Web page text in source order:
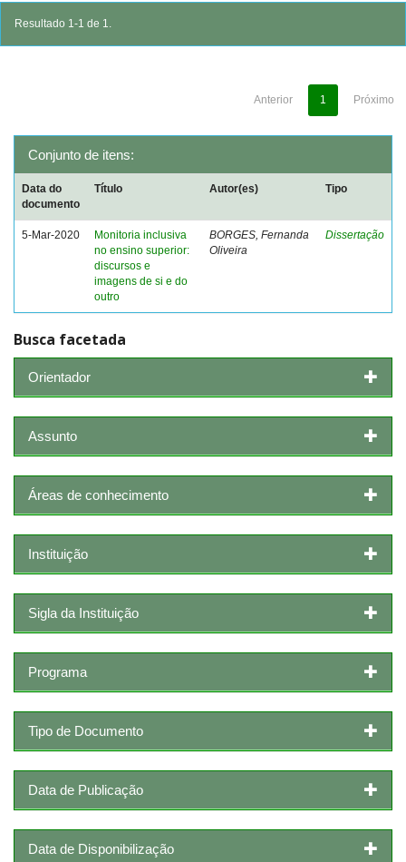
Resultado 1-1 de 1.
Anterior 1 Próximo
Conjunto de itens:
Data do
documento
Título Autor(es) Tipo
5-Mar-2020
Monitoria inclusiva
no ensino superior:
discursos e
imagens de si e do
outro
BORGES, Fernanda
Oliveira
Dissertação
Busca facetada
Orientador
Assunto
Áreas de conhecimento
Instituição
Sigla da Instituição
Programa
Tipo de Documento
Data de Publicação
Data de Disponibilização